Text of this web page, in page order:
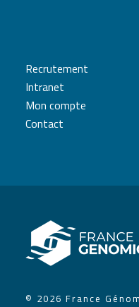
Recrutement
Intranet
Mon compte
Contact
© 2026 France